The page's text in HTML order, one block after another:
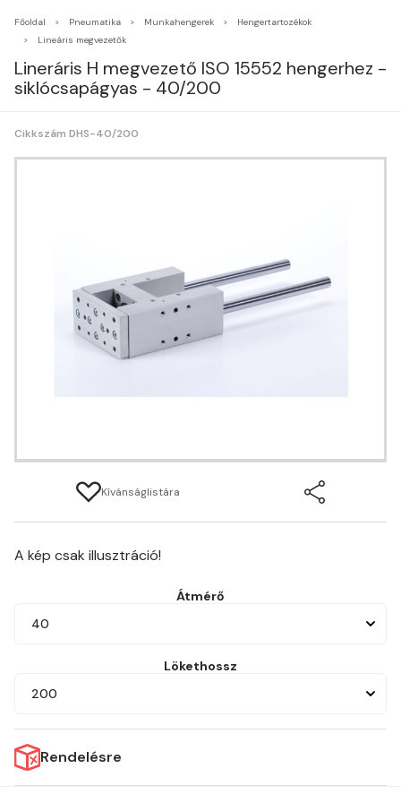
Főoldal Pneumatika Munkahengerek
Hengertartozékok
Lineáris megvezetők
Lineráris H megvezető ISO 15552 hengerhez -
siklócsapágyas - 40/200
Cikkszám DHS-40/200
Kívánságlistára
A kép csak illusztráció!
Átmérő
40
Lökethossz
200
Rendelésre